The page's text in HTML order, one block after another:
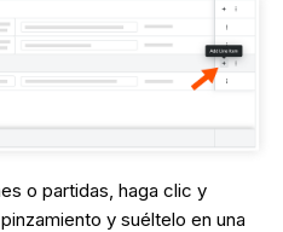
o partidas, haga clic y
y suéltelo en una